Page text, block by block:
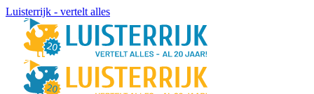
Luisterrijk - vertelt alles